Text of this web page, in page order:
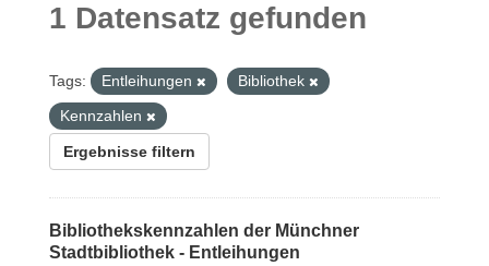
1 Datensatz gefunden
Tags: Entleihungen
Bibliothek
Kennzahlen
Ergebnisse filtern
Bibliothekskennzahlen der Münchner
Stadtbibliothek - Entleihungen